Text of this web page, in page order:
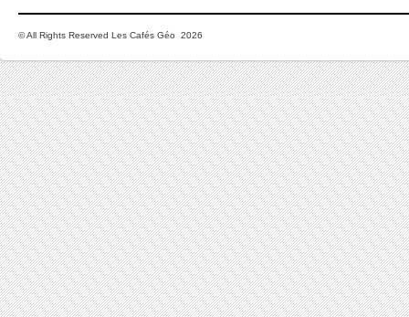
© All Rights Reserved Les Cafés Géo 2026